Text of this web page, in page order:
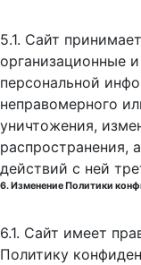
5.1. Сайт
организационные
персональной
неправомерного
уничтожения,
распространения,
действий с ней
6. Изменение Политики
6.1. Сайт имеет
Политику